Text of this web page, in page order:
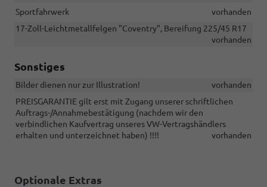
Fahrer
zur
herkömmlichen
Lenkung
sind
weniger
Sportfahrwerk
vorhanden
17-Zoll-Leichtmetallfelgen "Coventry", Bereifung 225/45 R17
vorhanden
Sonstiges
Bilder dienen nur zur Illustration!
vorhanden
PREISGARANTIE gilt erst mit Zugang unserer schriftlichen
Auftrags-/Annahmebestätigung (nachdem wir den
verbindlichen Kaufvertrag unseres VW-Vertragshändlers
erhalten und unterzeichnet haben) !!!!
vorhanden
Optionale Extras